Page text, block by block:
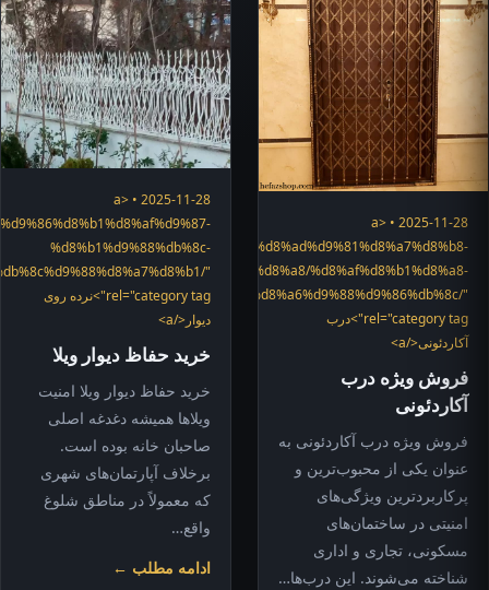
2025-11-28 • <a
hefazshop.com/category/services/%d8%ad%d9%81%d8%a7%d8%b8-
%d8%af%d8%b1%d8%a8/%d8%af%d8%b1%d8%a8-
"
rel="category tag">درب
آکاردئونی</a>
فروش ویژه درب
آکاردئونی
فروش ویژه درب آکاردئونی به
عنوان یکی از محبوب‌ترین و
پرکاربردترین ویژگی‌های
امنیتی در ساختمان‌های
مسکونی، تجاری و اداری
شناخته می‌شوند. این درب‌ها…
2025-11-28 • <a
%d8%b1%d9%88%db%8c-
"
rel="category tag">نرده روی
دیوار</a>
خرید حفاظ دیوار ویلا
خرید حفاظ دیوار ویلا امنیت
ویلاها همیشه دغدغه اصلی
صاحبان خانه بوده است.
برخلاف آپارتمان‌های شهری
که معمولاً در مناطق شلوغ
واقع…
ادامه مطلب ←